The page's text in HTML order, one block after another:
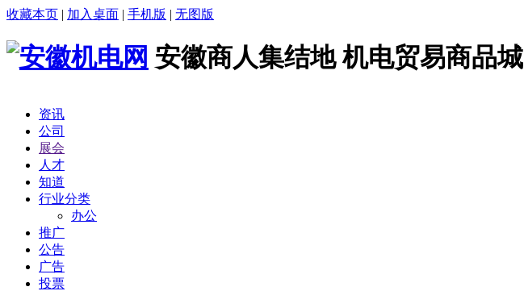
收藏本页 | 加入桌面 | 手机版 | 无图版
安徽商人集结地 机电贸易商品城
资讯
公司
展会
人才
知道
行业分类
办公
推广
公告
广告
投票